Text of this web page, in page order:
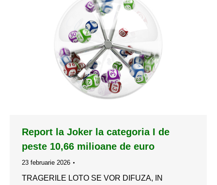
Report la Joker la categoria I de
peste 10,66 milioane de euro
23 februarie 2026
TRAGERILE LOTO SE VOR DIFUZA, IN